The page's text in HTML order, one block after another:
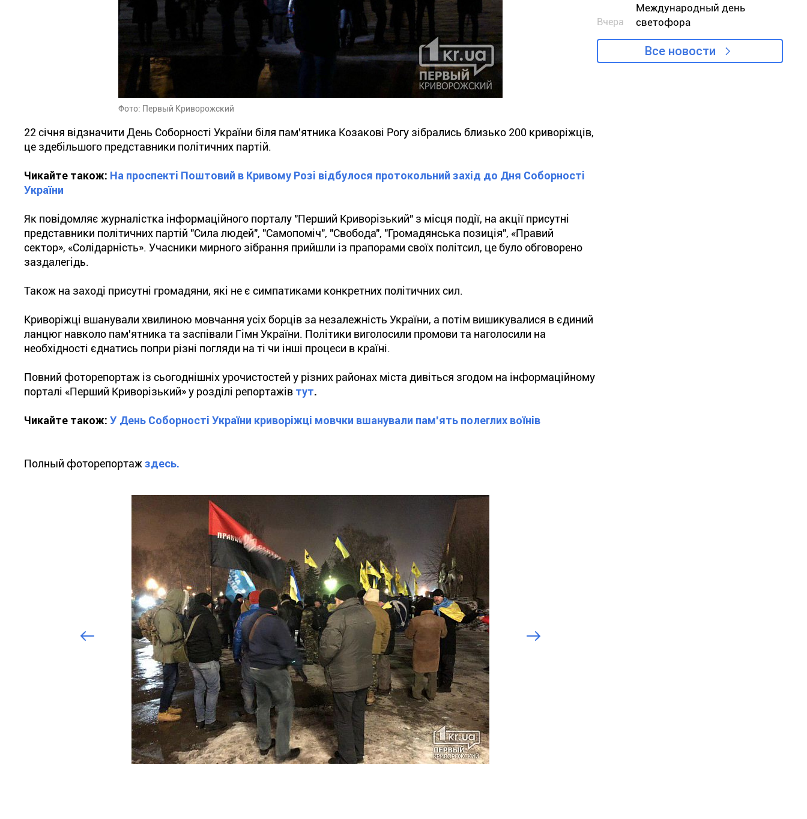
Фото: Первый Криворожский
22 січня відзначити День Соборності України біля пам'ятника Козакові Рогу зібрались близько 200 криворіжців,
це здебільшого представники політичних партій.
Чикайте також: На проспекті Поштовий в Кривому Розі відбулося протокольний захід до Дня Соборності
України
Як повідомляє журналістка інформаційного порталу "Перший Криворізький" з місця події, на акції присутні
представники політичних партій "Сила людей", "Самопоміч", "Свобода", "Громадянська позиція", «Правий
сектор», «Солідарність». Учасники мирного зібрання прийшли із прапорами своїх політсил, це було обговорено
заздалегідь.
Також на заході присутні громадяни, які не є симпатиками конкретних політичних сил.
Криворіжці вшанували хвилиною мовчання усіх борців за незалежність України, а потім вишикувалися в єдиний
ланцюг навколо пам'ятника та заспівали Гімн України. Політики виголосили промови та наголосили на
необхідності єднатись попри різні погляди на ті чи інші процеси в країні.
Повний фоторепортаж із сьогоднішніх урочистостей у різних районах міста дивіться згодом на інформаційному
порталі «Перший Криворізький» у розділі репортажів тут.
Чикайте також: У День Соборності України криворіжці мовчки вшанували пам’ять полеглих воїнів
Полный фоторепортажздесь.
Вчера
Международный день
светофора
Все новости